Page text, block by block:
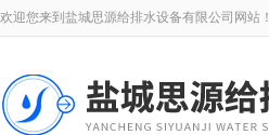
欢迎您来到盐城思源给排水设备有限公司网站！